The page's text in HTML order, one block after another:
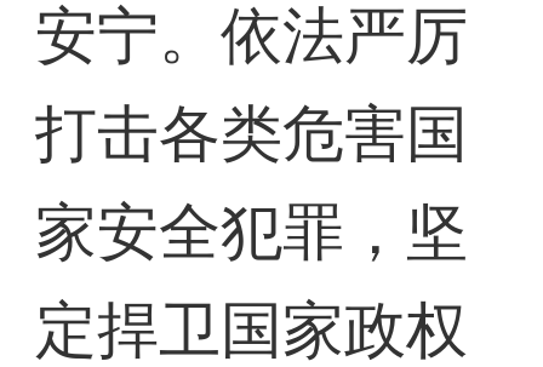
安宁。依法严厉
打击各类危害国
家安全犯罪，坚
定捍卫国家政权